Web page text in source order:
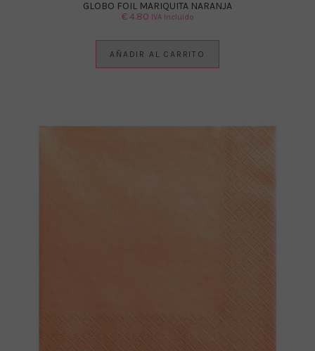
GLOBO FOIL MARIQUITA NARANJA
€4.80 IVA Incluido
AÑADIR AL CARRITO